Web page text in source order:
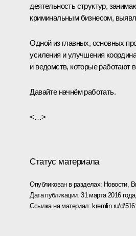
деятельность структур,
криминальным бизнесом,
Одной из главных, основных
усиления и улучшения
и ведомств, которые работают
Давайте начнём работать.
<…>
Статус материала
Опубликован в разделах: Новости,
Дата публикации:31 марта 2016
Ссылка на материал: kremlin.ru/d/